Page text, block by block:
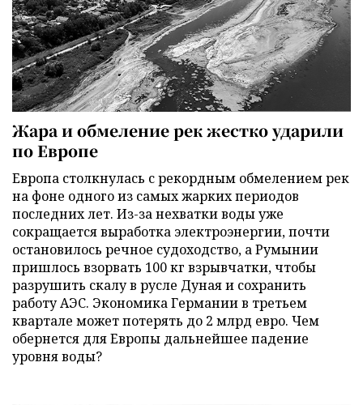
Жара и обмеление рек жестко ударили
по Европе
Европа столкнулась с рекордным обмелением рек
на фоне одного из самых жарких периодов
последних лет. Из-за нехватки воды уже
сокращается выработка электроэнергии, почти
остановилось речное судоходство, а Румынии
пришлось взорвать 100 кг взрывчатки, чтобы
разрушить скалу в русле Дуная и сохранить
работу АЭС. Экономика Германии в третьем
квартале может потерять до 2 млрд евро. Чем
обернется для Европы дальнейшее падение
уровня воды?